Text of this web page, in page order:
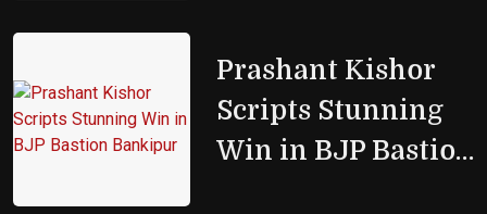
Prashant Kishor
Scripts Stunning
Win in BJP Bastion